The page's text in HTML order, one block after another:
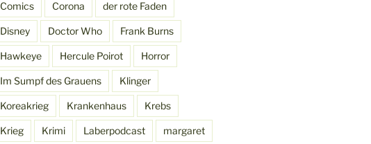
Comics Corona der rote Faden
Disney Doctor Who Frank Burns
Hawkeye Hercule Poirot Horror
Im Sumpf des Grauens Klinger
Koreakrieg Krankenhaus Krebs
Krieg Krimi Laberpodcast margaret